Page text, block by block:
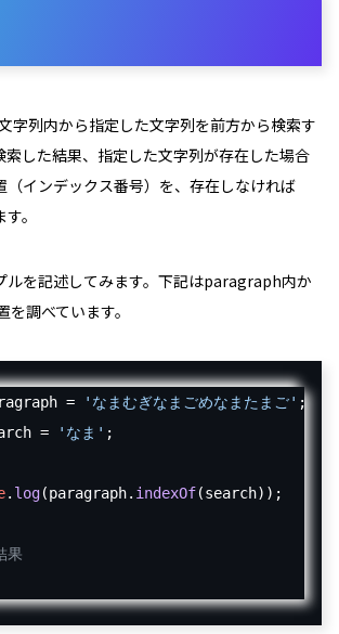
字列内から指定した文字列を前方から検索す
索した結果、指定した文字列が存在した場合
（インデックス番号）を、存在しなければ
。
ルを記述してみます。下記はparagraph内か
調べています。
= 'なまむぎなまごめなまたまご' ;
= 'なま' ;
. log(paragraph. indexOf(search));
果